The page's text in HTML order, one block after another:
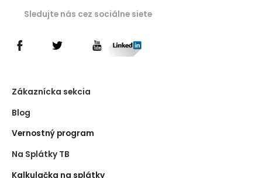
Sledujte nás cez sociálne siete
Zákaznícka sekcia
Blog
Vernostný program
Na Splátky TB
Kalkulačka na splátky